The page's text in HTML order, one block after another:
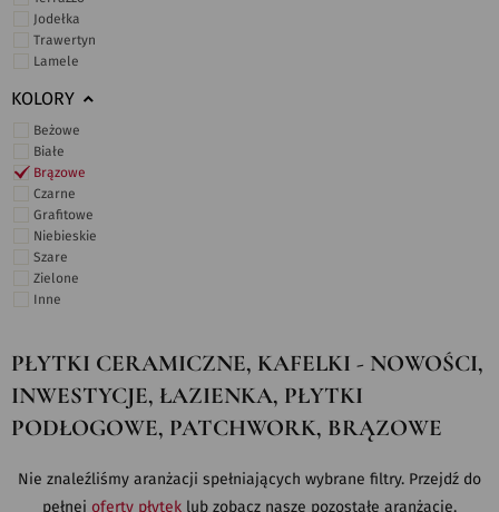
Jodełka
Trawertyn
Lamele
KOLORY
Beżowe
Białe
Brązowe
Czarne
Grafitowe
Niebieskie
Szare
Zielone
Inne
PŁYTKI CERAMICZNE, KAFELKI - NOWOŚCI,
INWESTYCJE, ŁAZIENKA, PŁYTKI
PODŁOGOWE, PATCHWORK, BRĄZOWE
Nie znaleźliśmy aranżacji spełniających wybrane filtry. Przejdź do
pełnej oferty płytek lub zobacz nasze pozostałe aranżacje.